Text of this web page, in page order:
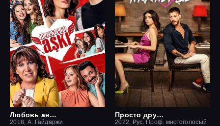
Любовь ангелов
2018, А. Гайдаржи
Просто друзья
2022, Рус. Проф. многоголосый